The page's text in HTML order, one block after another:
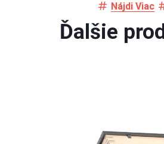
Nájdi Viac
Ďalšie